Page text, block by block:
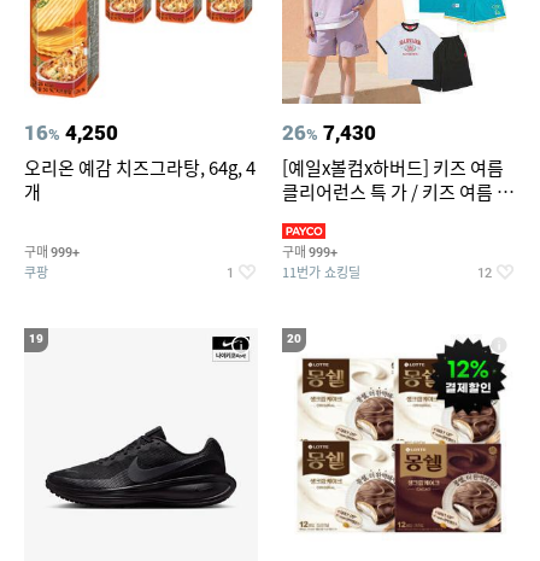
16% 4,250
오리온 예감 치즈그라탕, 64g, 4
개
구매 999+
쿠팡 1
26% 7,430
[예일x볼컴x하버드] 키즈 여름
클리어런스 특 가 / 키즈 여름 수
구매 999+
11번가 쇼킹딜 12
19 20